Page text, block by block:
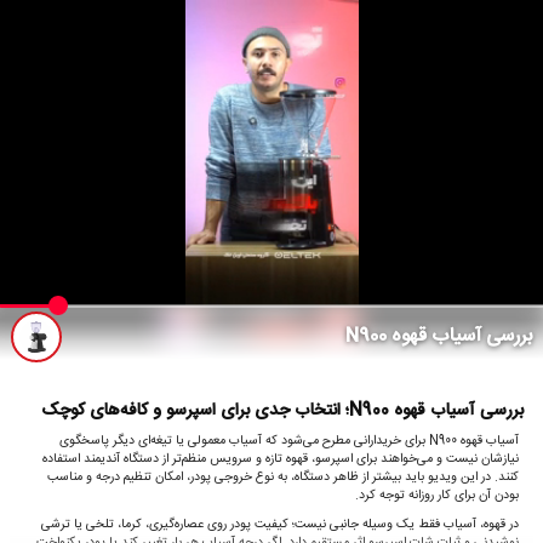
بررسی آسیاب قهوه N900
بررسی آسیاب قهوه N900؛ انتخاب جدی برای اسپرسو و کافه‌های کوچک
آسیاب قهوه N900 برای خریدارانی مطرح می‌شود که آسیاب معمولی یا تیغه‌ای دیگر پاسخگوی
نیازشان نیست و می‌خواهند برای اسپرسو، قهوه تازه و سرویس منظم‌تر از دستگاه آندیمند استفاده
کنند. در این ویدیو باید بیشتر از ظاهر دستگاه، به نوع خروجی پودر، امکان تنظیم درجه و مناسب
بودن آن برای کار روزانه توجه کرد.
در قهوه، آسیاب فقط یک وسیله جانبی نیست؛ کیفیت پودر روی عصاره‌گیری، کرما، تلخی یا ترشی